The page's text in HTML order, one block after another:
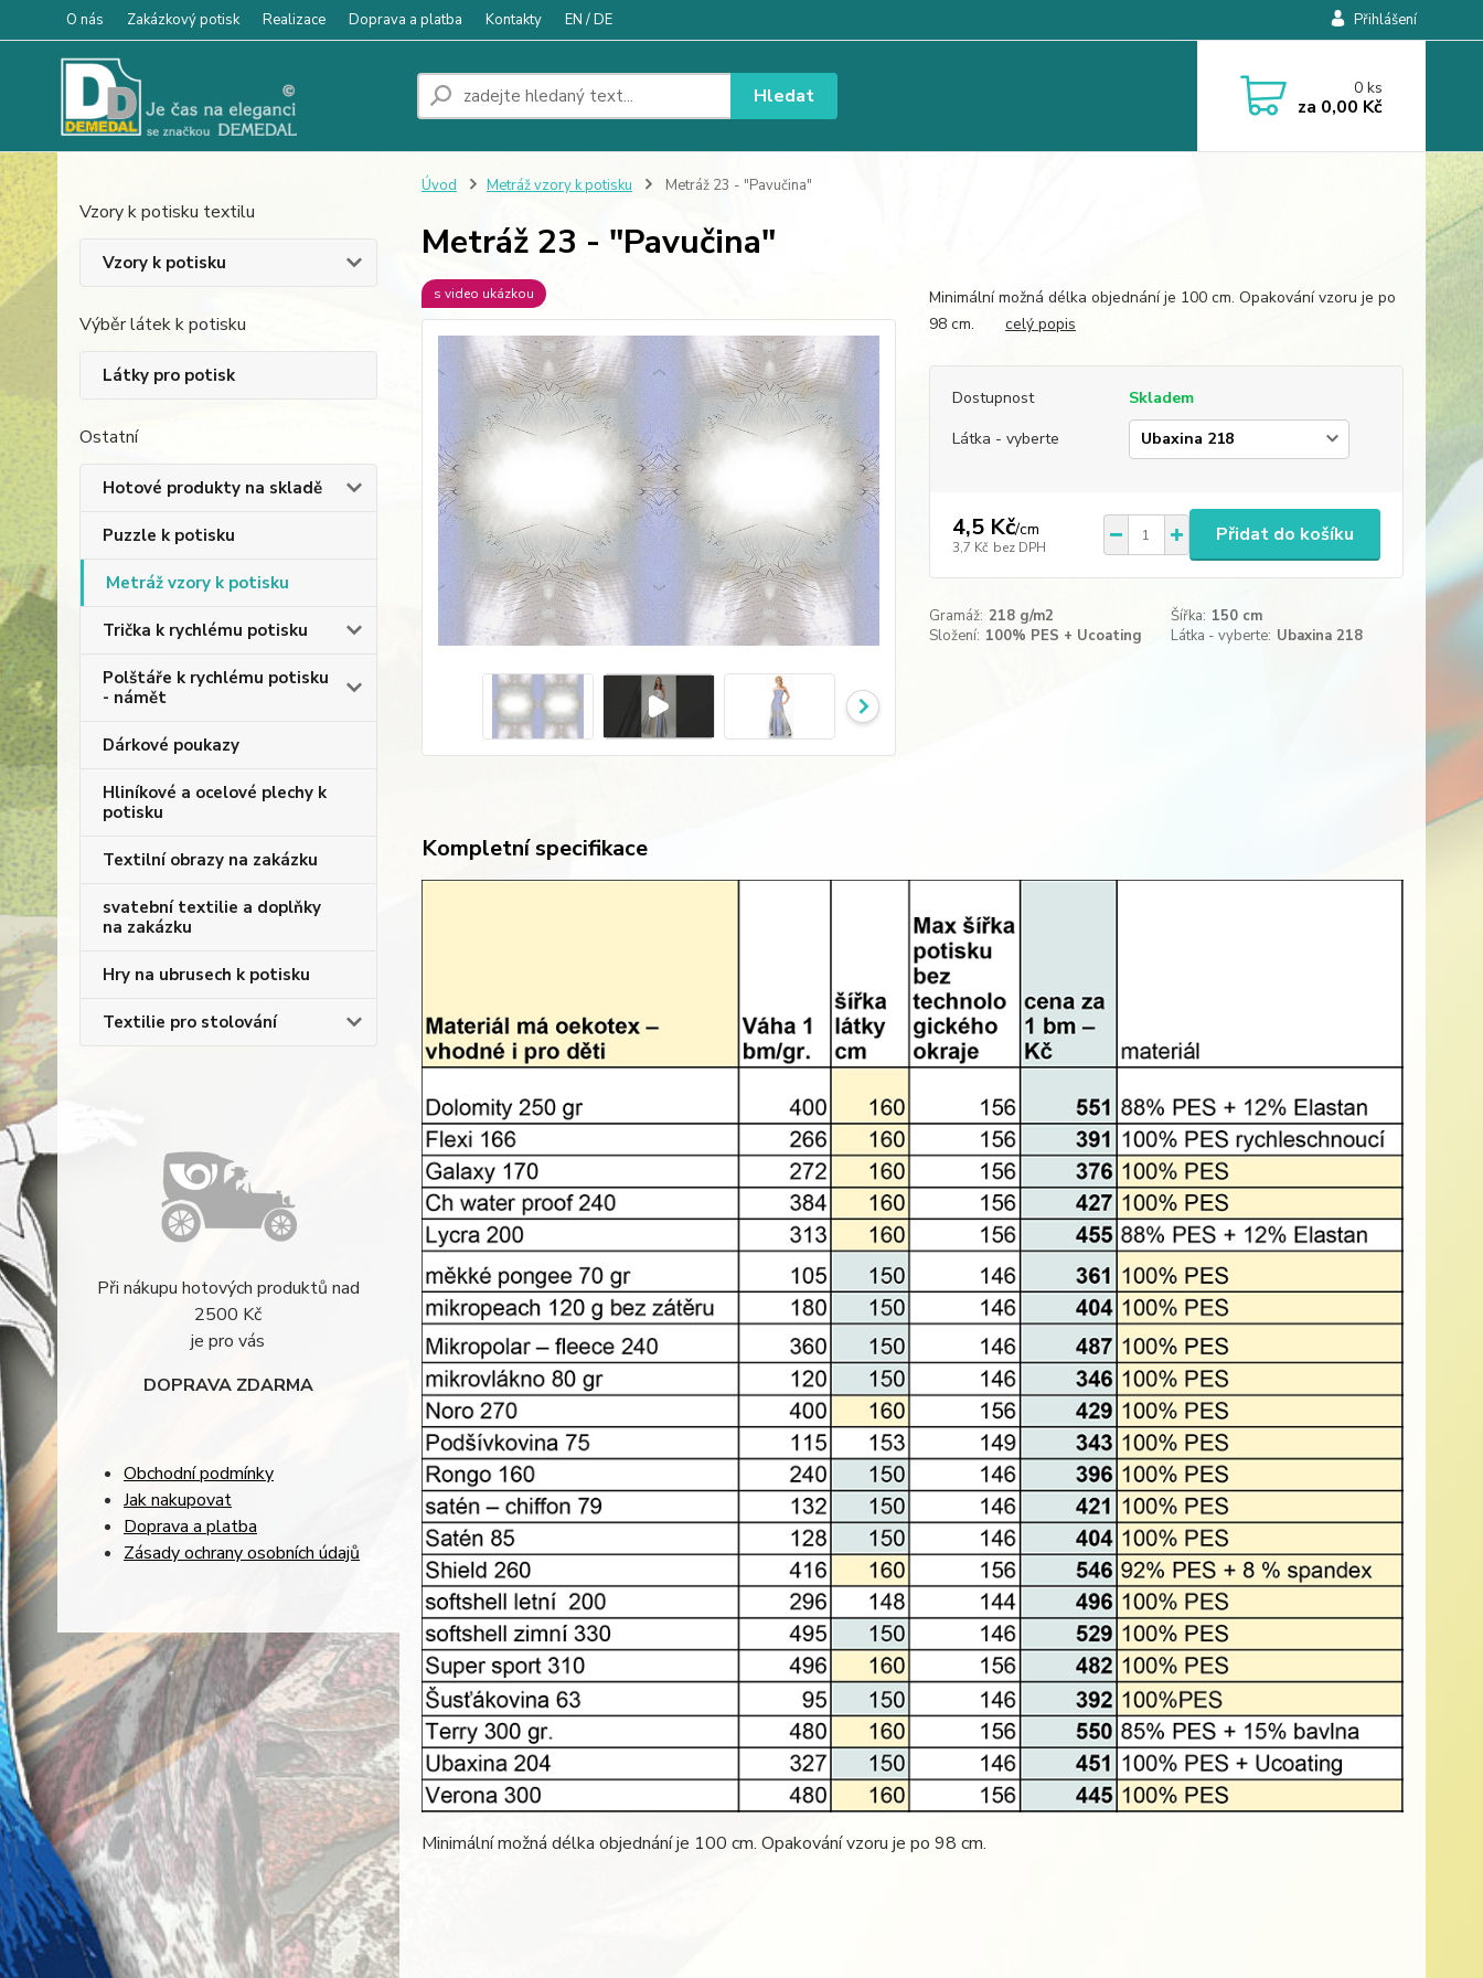
O nás Zakázkový potisk Realizace Doprava a platba Kontakty EN / DE Přihlášení
Hledat 0ks
za 0,00 Kč
Vzory k potisku textilu
Vzory k potisku
Výběr látek k potisku
Látky pro potisk
Ostatní
Hotové produkty na skladě
Puzzle k potisku
Metráž vzory k potisku
Trička k rychlému potisku
Polštáře k rychlému potisku
- námět
Dárkové poukazy
Hliníkové a ocelové plechy k
potisku
Textilní obrazy na zakázku
svatební textilie a doplňky
na zakázku
Hry na ubrusech k potisku
Textilie pro stolování
Při nákupu hotových produktů nad
2500 Kč
je pro vás
DOPRAVA ZDARMA
Obchodní podmínky
Jak nakupovat
Doprava a platba
Zásady ochrany osobních údajů
Úvod Metráž vzory k potisku Metráž 23 - "Pavučina"
Metráž 23 - "Pavučina"
s video ukázkou
Minimální možná délka objednání je 100 cm. Opakování vzoru je po
98 cm. celý popis
Dostupnost
Skladem
Látka - vyberte
4,5 Kč/cm
3,7 Kč bez DPH
Přidat do košíku
Gramáž: 218 g/m2 Šířka: 150 cm
Složení: 100% PES + Ucoating Látka - vyberte: Ubaxina 218
Kompletní specifikace
Minimální možná délka objednání je 100 cm. Opakování vzoru je po 98 cm.